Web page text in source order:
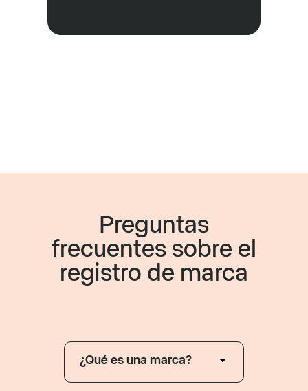
Preguntas
frecuentes sobre el
registro de marca
¿Qué es una marca?